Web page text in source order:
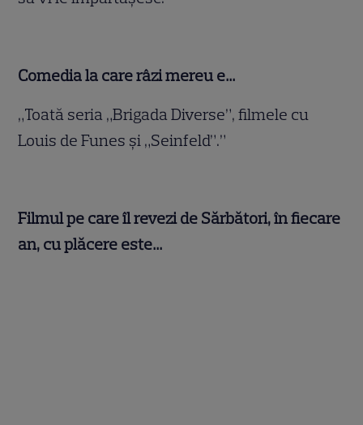
Comedia la care râzi mereu e…
„Toată seria „Brigada Diverse”, filmele cu
Louis de Funes şi „Seinfeld”.”
Filmul pe care îl revezi de Sărbători, în fiecare
an, cu plăcere este…